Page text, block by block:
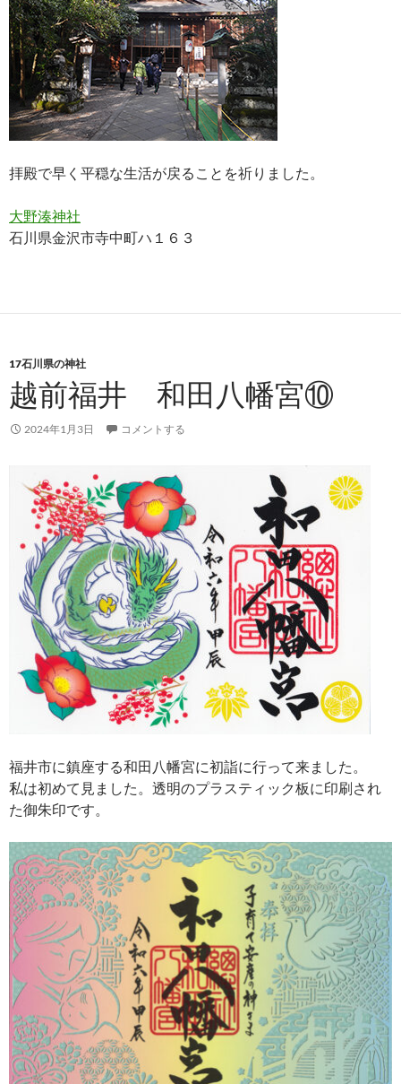
拝殿で早く平穏な生活が戻ることを祈りました。
大野湊神社
石川県金沢市寺中町ハ１６３
17石川県の神社
越前福井 和田八幡宮⑩
2024年1月3日 コメントする
福井市に鎮座する和田八幡宮に初詣に行って来ました。
私は初めて見ました。透明のプラスティック板に印刷され
た御朱印です。